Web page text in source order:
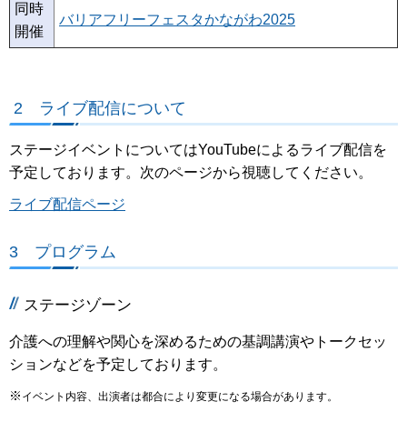
同時
開催
バリアフリーフェスタかながわ2025
2 ライブ配信について
ステージイベントについてはYouTubeによるライブ配信を
予定しております。次のページから視聴してください。
ライブ配信ページ
3 プログラム
ステージゾーン
介護への理解や関心を深めるための基調講演やトークセッ
ションなどを予定しております。
※ イベント内容、出演者は都合により変更になる場合があります。